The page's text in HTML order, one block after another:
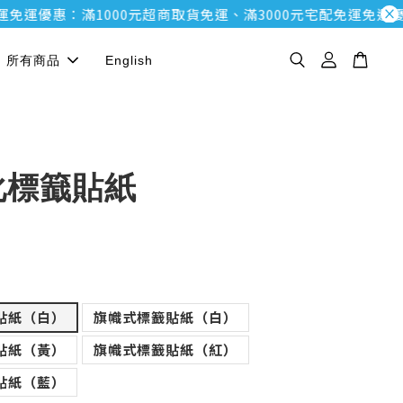
惠：滿1000元超商取貨免運、滿3000元宅配免運免運優惠：
所有商品 English
籖貼紙
（白）
旗幟式標籖貼紙（白）
（黃）
旗幟式標籖貼紙（紅）
（藍）